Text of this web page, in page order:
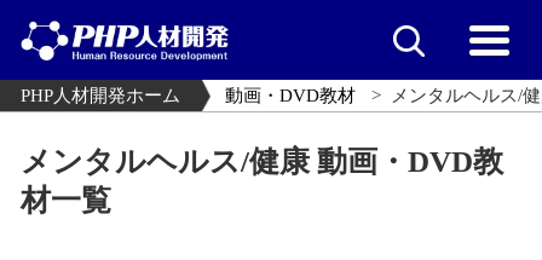
PHP人材開発ホーム 動画・DVD教材 メンタルヘルス/
メンタルヘルス/健康 動画・DVD教
材一覧